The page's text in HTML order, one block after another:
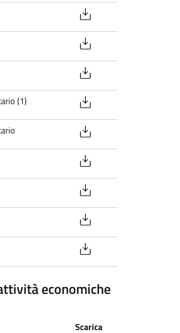
(1)
economiche
Scarica